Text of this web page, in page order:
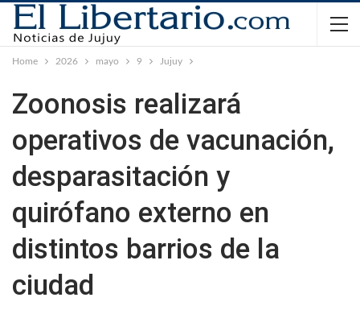
Home 2026 mayo 9 Jujuy
Zoonosis realizará
operativos de vacunación,
desparasitación y
quirófano externo en
distintos barrios de la
ciudad